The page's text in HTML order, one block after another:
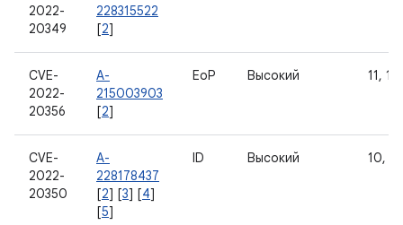
2022-
20349
228315522
[2]
CVE-
2022-
20356
A-
215003903
[2]
EoP Высокий 11,
CVE-
2022-
20350
A-
228178437
[2] [3] [4]
[5]
ID Высокий 10,